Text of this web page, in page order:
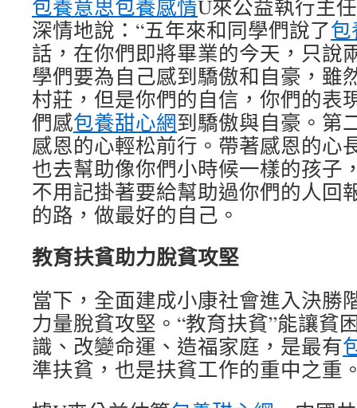
包養意思包養感情U來公益執行主任
深情地說：“五年來和同學們說了
話，在你們即將畢業的今天，只說
學們要為自己感到驕傲和自豪，雖
村莊，但是你們的自信，你們的表
們感包養甜心網到驕傲與自豪。第
感恩的心輕松前行。帶著感恩的心
也去幫助像你們小時候一樣的孩子
不用記掛著要給幫助過你們的人回
的路，做最好的自己。
教育扶貧助力脫貧攻堅
當下，全面建成小康社會進入決勝
力量脫貧攻堅。“教育扶貧”能讓貧
識、改變命運、造福家庭，是最有
準扶貧，也是扶貧工作的重中之重